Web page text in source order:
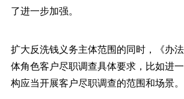
了进一步加强。
扩大反洗钱义务主体范围的同时，《办
体角色客户尽职调查具体要求，比如进
构应当开展客户尽职调查的范围和场景。